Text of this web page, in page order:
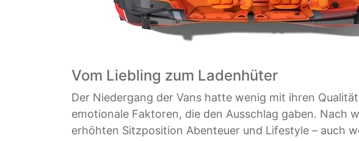
Vom Liebling zum Ladenhüter
Der Niedergang der Vans hatte wenig mit ihren
emotionale Faktoren, die den Ausschlag gaben. Nach
erhöhten Sitzposition Abenteuer und Lifestyle – auch